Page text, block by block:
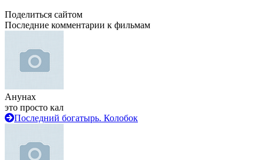
Поделиться сайтом
Последние комментарии к фильмам
Анунах
это просто кал
Последний богатырь. Колобок